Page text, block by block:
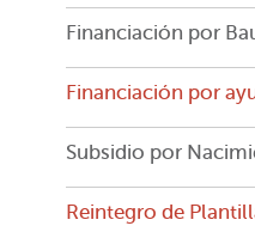
Financiación por
Financiación por
Subsidio por
Reintegro de